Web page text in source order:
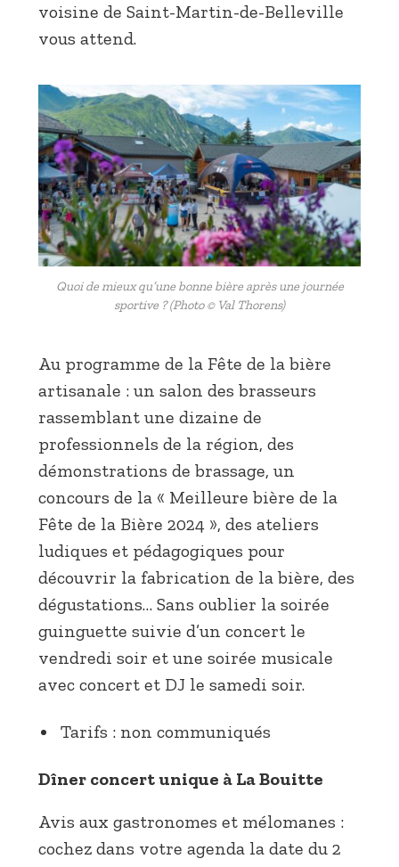
voisine de Saint-Martin-de-Belleville
vous attend.
Quoi de mieux qu’une bonne bière après une journée
sportive ? (Photo © Val Thorens)
Au programme de la Fête de la bière
artisanale : un salon des brasseurs
rassemblant une dizaine de
professionnels de la région, des
démonstrations de brassage, un
concours de la « Meilleure bière de la
Fête de la Bière 2024 », des ateliers
ludiques et pédagogiques pour
découvrir la fabrication de la bière, des
dégustations… Sans oublier la soirée
guinguette suivie d’un concert le
vendredi soir et une soirée musicale
avec concert et DJ le samedi soir.
Tarifs : non communiqués
Dîner concert unique à La Bouitte
Avis aux gastronomes et mélomanes :
cochez dans votre agenda la date du 2